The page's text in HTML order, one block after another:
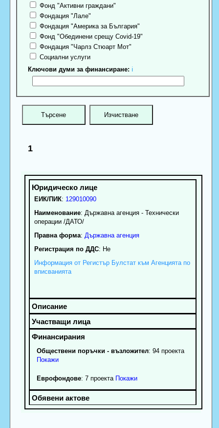
Фонд "Активни граждани"
Фондация "Лале"
Фондация "Америка за България"
Фонд "Обединени срещу Covid-19"
Фондация "Чарлз Стюарт Мот"
Социални услуги
Ключови думи за финансиране: ℹ
1
ЕИК/ПИК: 129010090
Наименование: Държавна агенция - Технически
операции /ДАТО/
Правна форма: Държавна агенция
Регистрация по ДДС: Нe
Информация от Регистър Булстат към Агенцията по
вписванията
Обществени поръчки - възложител: 94 проекта
Покажи
Еврофондове: 7 проекта Покажи